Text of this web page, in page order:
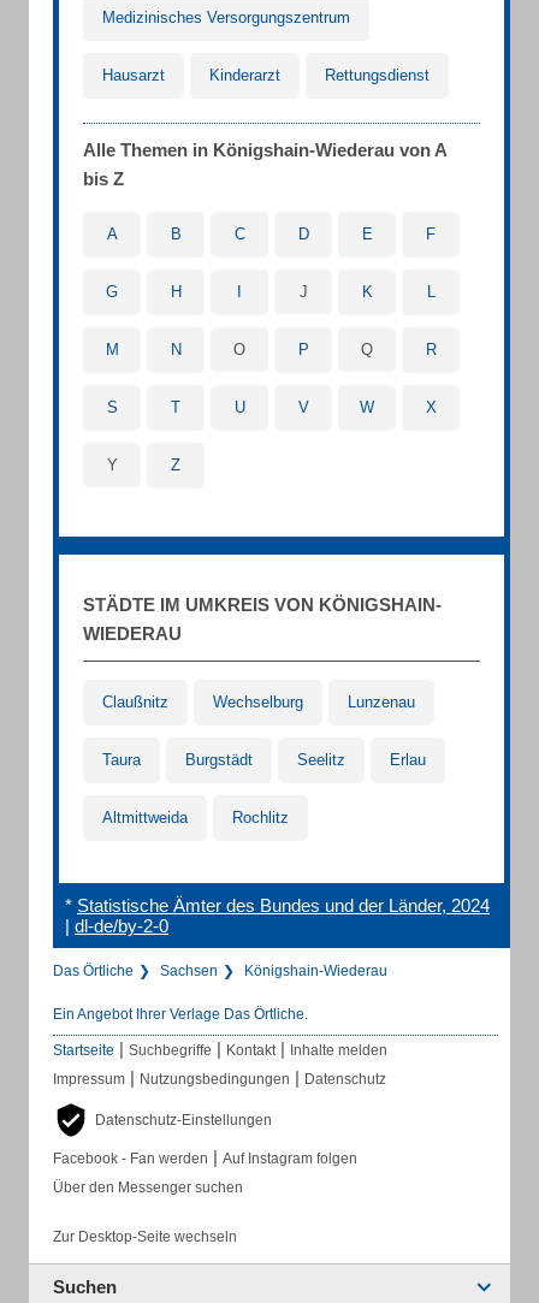
Medizinisches Versorgungszentrum
Hausarzt Kinderarzt Rettungsdienst
Alle Themen in Königshain-Wiederau von A
bis Z
A B C D E F
G H J K L
M N O P Q R
S T U V W X
Y Z
STÄDTE IM UMKREIS VON KÖNIGSHAIN-
WIEDERAU
Claußnitz Wechselburg Lunzenau
Taura Burgstädt Seelitz Erlau
Altmittweida Rochlitz
* Statistische Ämter des Bundes und der Länder, 2024
| dl-de/by-2-0
Das Örtliche Sachsen Königshain-Wiederau
Ein Angebot Ihrer Verlage Das Örtliche.
Startseite | Suchbegriffe | Kontakt | Inhalte melden
Impressum | Nutzungsbedingungen | Datenschutz
Datenschutz-Einstellungen
Facebook - Fan werden | Auf Instagram folgen
Über den Messenger suchen
Zur Desktop-Seite wechseln
Suchen